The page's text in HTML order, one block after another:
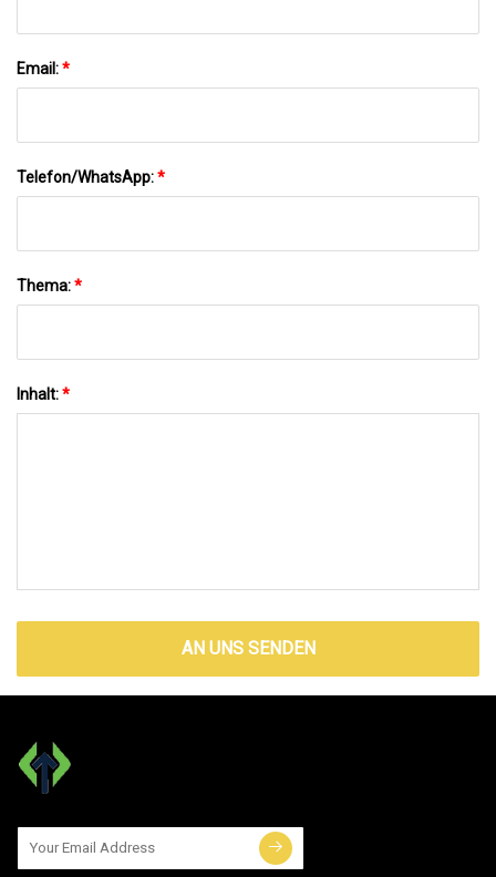
Email:*
Telefon/WhatsApp:*
Thema:*
Inhalt:*
AN UNS SENDEN